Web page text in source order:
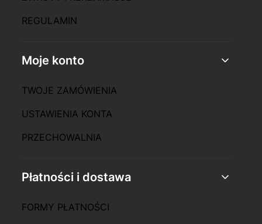
REGULAMIN
Moje konto
TWOJE ZAMÓWIENIA
USTAWIENIA KONTA
PRZECHOWALNIA
Płatności i dostawa
FORMY PŁATNOŚCI